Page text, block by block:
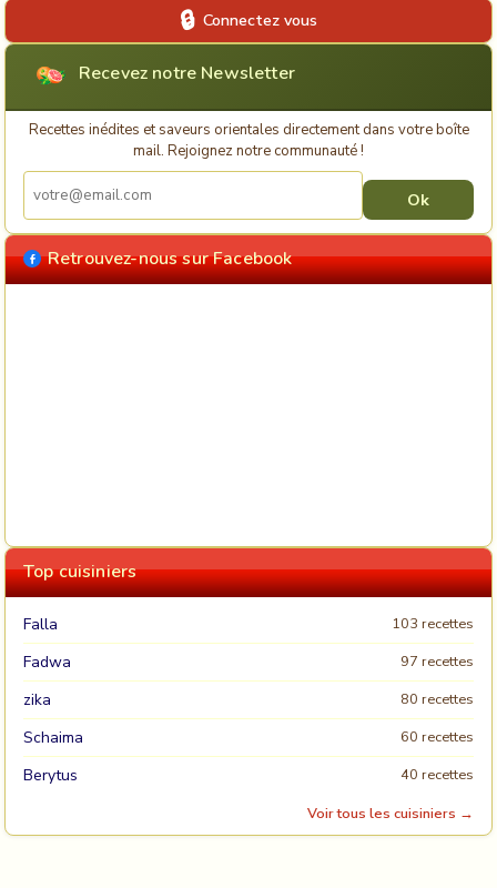
Connectez vous
Recevez notre Newsletter
Recettes inédites et saveurs orientales directement dans votre boîte
mail. Rejoignez notre communauté !
Retrouvez-nous sur Facebook
Top cuisiniers
Falla 103 recettes
Fadwa 97 recettes
zika 80 recettes
Schaima 60 recettes
Berytus
40 recettes
Voir tous les cuisiniers →